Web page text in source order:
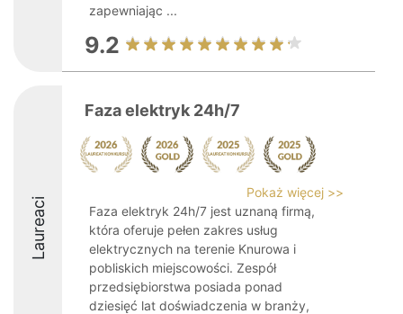
zapewniając ...
9.2
Laureaci
Faza elektryk 24h/7
Pokaż więcej >>
Faza elektryk 24h/7 jest uznaną firmą,
która oferuje pełen zakres usług
elektrycznych na terenie Knurowa i
pobliskich miejscowości. Zespół
przedsiębiorstwa posiada ponad
dziesięć lat doświadczenia w branży,